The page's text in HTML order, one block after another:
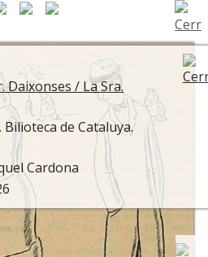
Inicio
/ La Sra. Dallonses
Daixonses / La Sra.
Bilioteca de Cataluya.
Cardona